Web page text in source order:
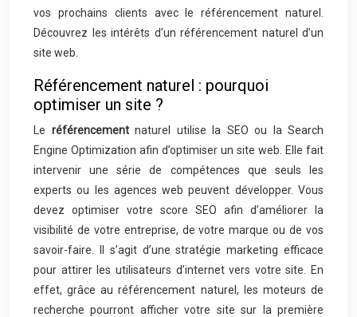
vos prochains clients avec le référencement naturel.
Découvrez les intérêts d’un référencement naturel d’un
site web.
Référencement naturel : pourquoi
optimiser un site ?
Le référencementnaturel utilise la SEO ou la Search
Engine Optimization afin d’optimiser un site web. Elle fait
intervenir une série de compétences que seuls les
experts ou les agences web peuvent développer. Vous
devez optimiser votre score SEO afin d’améliorer la
visibilité de votre entreprise, de votre marque ou de vos
savoir-faire. Il s’agit d’une stratégie marketing efficace
pour attirer les utilisateurs d’internet vers votre site. En
effet, grâce au référencement naturel, les moteurs de
recherche pourront afficher votre site sur la première